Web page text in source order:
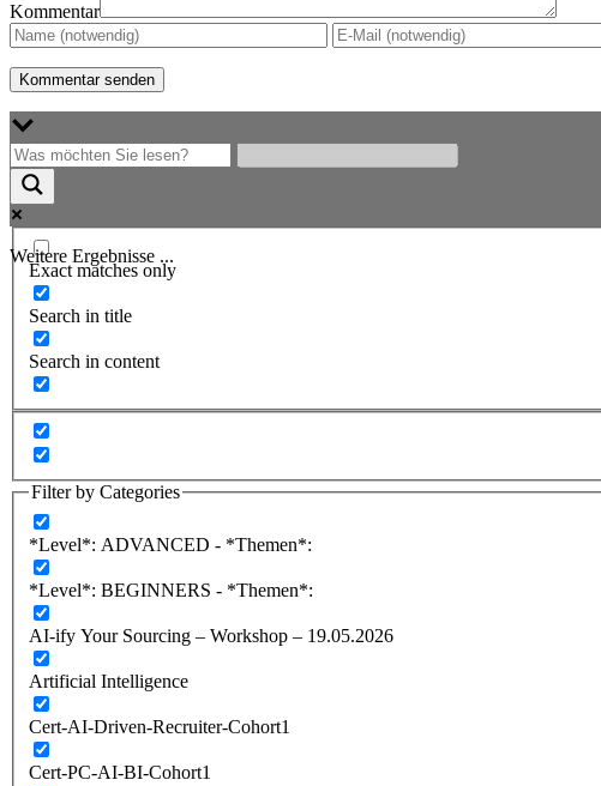
Kommentar
Weitere Ergebnisse ...
Exact matches only
Search in title
Search in content
Filter by Categories
*Level*: ADVANCED - *Themen*:
*Level*: BEGINNERS - *Themen*:
AI-ify Your Sourcing – Workshop – 19.05.2026
Artificial Intelligence
Cert-AI-Driven-Recruiter-Cohort1
Cert-PC-AI-BI-Cohort1